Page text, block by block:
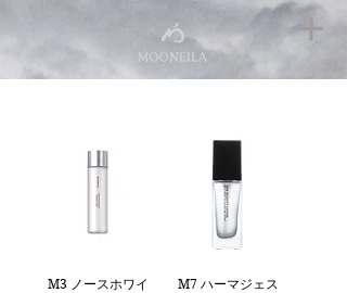
M3 ノースホワイ
M7 ハーマジェス